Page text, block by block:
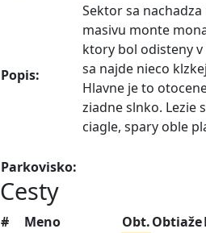
Popis:
Sektor sa
masivu monte
ktory bol odisteny v
sa najde nieco
Hlavne je to
ziadne slnko. Lezie
ciagle, spary oble
Parkovisko:
Cesty
#
Meno Obt.Obtiaže